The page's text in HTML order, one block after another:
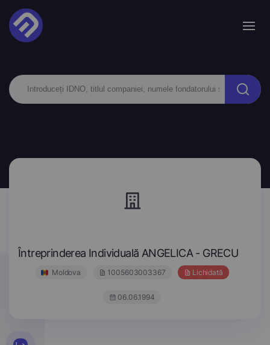
Întreprinderea Individuală ANGELICA - GRECU
Moldova 1005603003367 Lichidată
06.06.1994